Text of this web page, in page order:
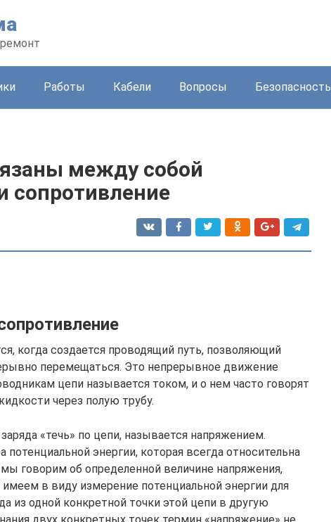
Работы Кабели Вопросы Безопасность
между собой
сопротивление
когда создается проводящий путь, позволяющий
перемещаться. Это непрерывное движение
цепи называется током, и о нем часто говорят
через полую трубу.
«течь» по цепи, называется напряжением.
энергии, которая всегда относительна
говорим об определенной величине напряжения,
в виду измерение потенциальной энергии для
из одной конкретной точки этой цепи в другую